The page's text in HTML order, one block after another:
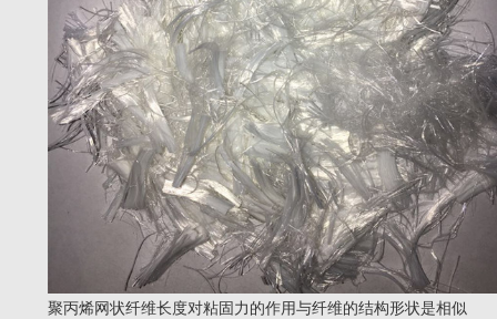
聚丙烯网状纤维长度对粘固力的作用与纤维的结构形状是相似